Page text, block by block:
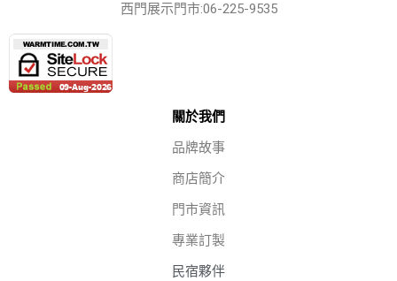
西門展示門市:06-225-9535
關於我們
品牌故事
商店簡介
門市資訊
專業訂製
民宿夥伴